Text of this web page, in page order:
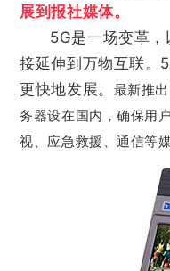
展到报社媒体。
5G是一场变革
接延伸到万物互联。
更快地发展。 最新推
务器设在国内，确保用
视、应急救援、通信等